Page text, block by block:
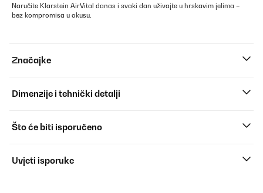
Naručite Klarstein AirVital danas i svaki dan uživajte u hrskavim jelima –
bez kompromisa u okusu.
Značajke
Dimenzije i tehnički detalji
Što će biti isporučeno
Uvjeti isporuke